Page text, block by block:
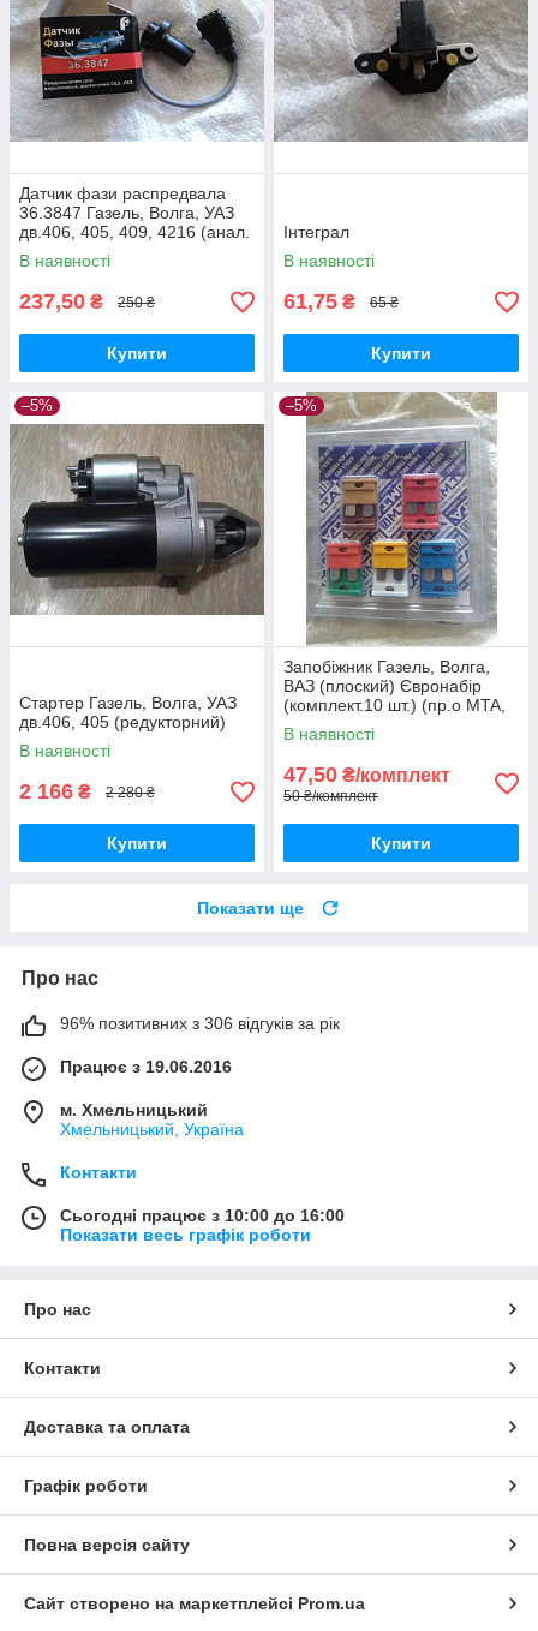
Датчик фази распредвала
36.3847 Газель, Волга, УАЗ
дв.406, 405, 409, 4216 (анал.
49.3855)
В наявності
237,50 ₴ 250 ₴
Купити
Інтеграл
В наявності
61,75 ₴ 65 ₴
Купити
–5%
Стартер Газель, Волга, УАЗ
дв.406, 405 (редукторний)
В наявності
2 166 ₴ 2 280 ₴
Купити
–5%
Запобіжник Газель, Волга,
ВАЗ (плоский) Євронабір
(комплект.10 шт.) (пр.о MTA,
Німеччина)
В наявності
47,50 ₴/комплект
50 ₴/комплект
Купити
Показати ще
Про нас
96% позитивних з 306 відгуків за рік
Працює з 19.06.2016
м. Хмельницький
Хмельницький, Україна
Контакти
Сьогодні працює з 10:00 до 16:00
Показати весь графік роботи
Про нас
Контакти
Доставка та оплата
Графік роботи
Повна версія сайту
Сайт створено на маркетплейсі Prom.ua